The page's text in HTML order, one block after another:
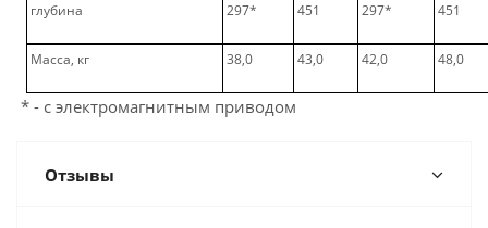
глубина 297* 451 297* 451
Масса, кг 38,0 43,0 42,0 48,0
* - с электромагнитным приводом
Отзывы